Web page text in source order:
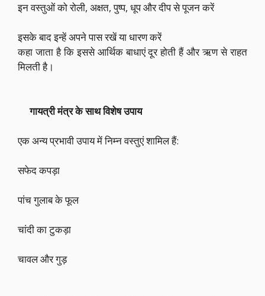
इन वस्तुओं को रोली, अक्षत, पुष्प, धूप और दीप से पूजन करें
इसके बाद इन्हें अपने पास रखें या धारण करें
कहा जाता है कि इससे आर्थिक बाधाएं दूर होती हैं और ऋण से राहत
मिलती है।
गायत्री मंत्र के साथ विशेष उपाय
एक अन्य प्रभावी उपाय में निम्न वस्तुएं शामिल हैं:
सफेद कपड़ा
पांच गुलाब के फूल
चांदी का टुकड़ा
चावल और गुड़